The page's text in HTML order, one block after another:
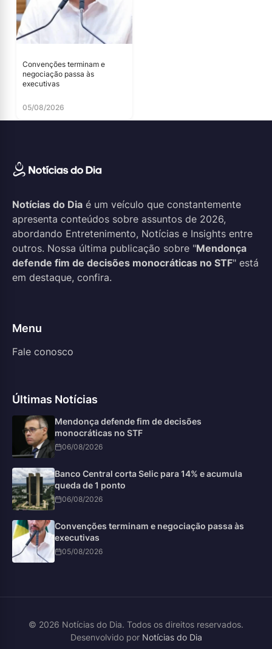
Convenções terminam e
negociação passa às
executivas
05/08/2026
Notícias do Dia é um veículo que constantemente
apresenta conteúdos sobre assuntos de 2026,
abordando Entretenimento, Notícias e Insights entre
outros. Nossa última publicação sobre "Mendonça
defende fim de decisões monocráticas no STF" está
em destaque, confira.
Menu
Fale conosco
Últimas Notícias
Mendonça defende fim de decisões
monocráticas no STF
06/08/2026
Banco Central corta Selic para 14% e acumula
queda de 1 ponto
06/08/2026
Convenções terminam e negociação passa às
executivas
05/08/2026
© 2026 Notícias do Dia. Todos os direitos reservados.
Desenvolvido por Notícias do Dia